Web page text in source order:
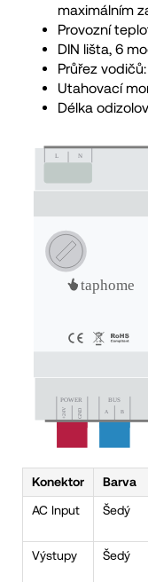
maximálním
Provozní
DIN lišta, 6
Průřez
Utahovací
Délka
Konektor Barva
AC Input
Šedý
Výstupy Šedý